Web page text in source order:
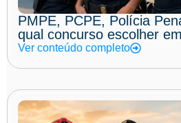
PMPE, PCPE, Polícia
qual concurso escolher
Ver conteúdo completo